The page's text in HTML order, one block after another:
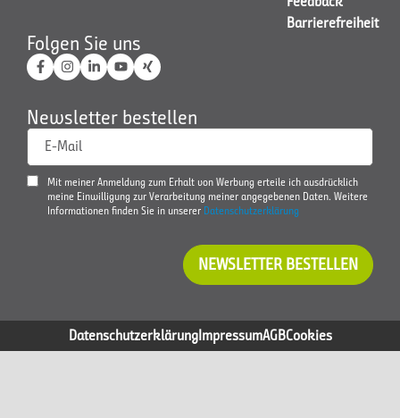
Barrierefreiheit
Folgen Sie uns
Newsletter bestellen
E-Mail
Mit meiner Anmeldung zum Erhalt von Werbung erteile ich ausdrücklich
meine Einwilligung zur Verarbeitung meiner angegebenen Daten. Weitere
Informationen finden Sie in unserer Datenschutzerklärung
NEWSLETTER BESTELLEN
DatenschutzerklärungImpressumAGBCookies